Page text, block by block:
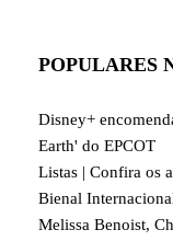
POPULARES
Disney+
Earth' do EPCOT
Listas | Confira os
Bienal
Melissa Benoist,